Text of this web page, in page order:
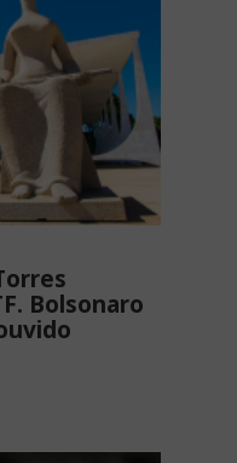
Bolsonaro